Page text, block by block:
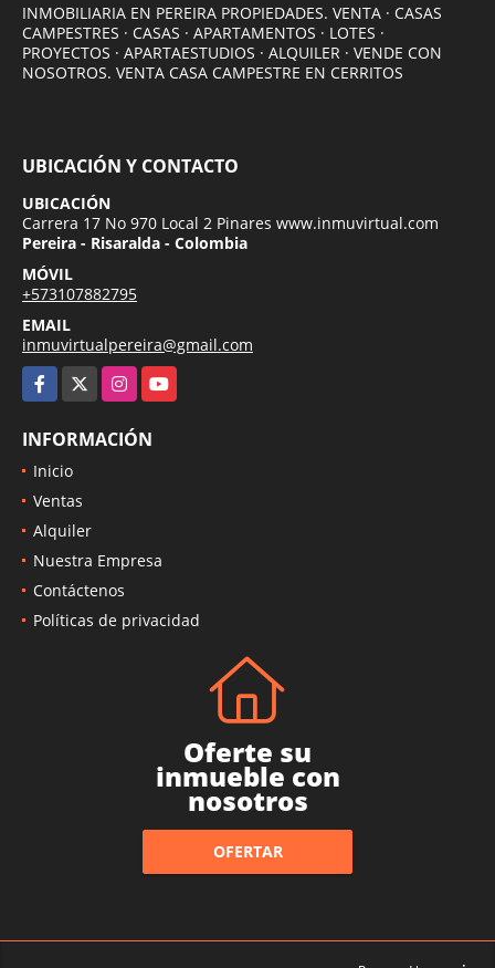
INMOBILIARIA EN PEREIRA PROPIEDADES. VENTA · CASAS
CAMPESTRES · CASAS · APARTAMENTOS · LOTES ·
PROYECTOS · APARTAESTUDIOS · ALQUILER · VENDE CON
NOSOTROS. VENTA CASA CAMPESTRE EN CERRITOS
UBICACIÓN Y CONTACTO
UBICACIÓN
Carrera 17 No 970 Local 2 Pinares www.inmuvirtual.com
Pereira - Risaralda - Colombia
MÓVIL
+573107882795
EMAIL
inmuvirtualpereira@gmail.com
Facebook
InstagramYouTube
INFORMACIÓN
Inicio
Ventas
Alquiler
Nuestra Empresa
Contáctenos
Políticas de privacidad
Oferte su
inmueble con
nosotros
OFERTAR